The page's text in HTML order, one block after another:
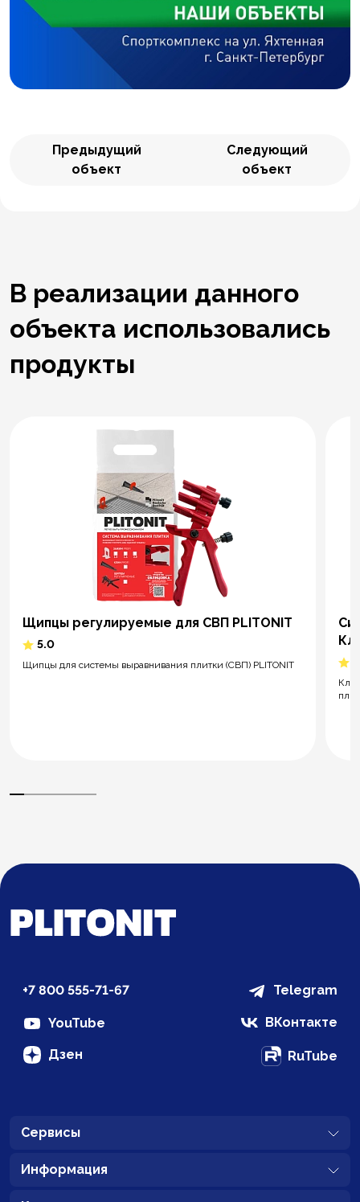
Предыдущий
объект
Следующий
объект
В реализации данного
объекта использовались
продукты
Щипцы регулируемые для СВП PLITONIT
5.0
Щипцы для системы выравнивания плитки (СВП) PLITONIT
+7 800 555-71-67 Telegram
YouTube ВКонтакте
Дзен RuTube
Сервисы
Информация